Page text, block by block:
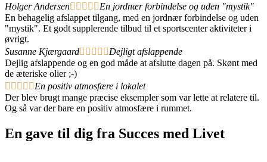
Holger Andersen    En jordnær forbindelse og uden "mystik"
En behagelig afslappet tilgang, med en jordnær forbindelse og uden
"mystik". Et godt supplerende tilbud til et sportscenter aktiviteter i
øvrigt.
Susanne Kjærgaard    Dejligt afslappende
Dejlig afslappende og en god måde at afslutte dagen på. Skønt med
de æteriske olier ;-)
    En positiv atmosfære i lokalet
Der blev brugt mange præcise eksempler som var lette at relatere til.
Og så var der bare en positiv atmosfære i rummet.
En gave til dig fra Succes med Livet